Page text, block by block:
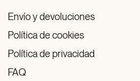
Envío y devoluciones
Política de cookies
Política de privacidad
FAQ